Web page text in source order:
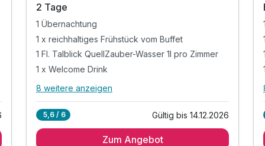
2 Tage
1 Übernachtung
1 x reichhaltiges Frühstück vom Buffet
1 Fl. Talblick QuellZauber-Wasser 1l pro Zimmer
1 x Welcome Drink
Alle Inklusivleistungen
1 x reichhaltiges Frühstück vom Buffet
8 weitere anzeigen
5,6 / 6 Gültig bis 14.12.2026
Zum Angebot